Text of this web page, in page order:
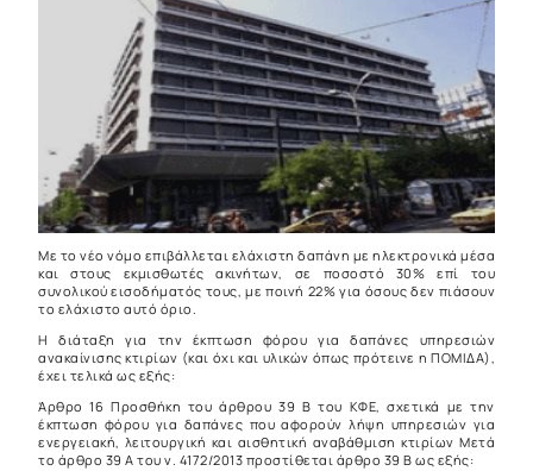
Με το νέο νόμο επιβάλλεται ελάχιστη δαπάνη με ηλεκτρονικά μέσα
και στους εκμισθωτές ακινήτων, σε ποσοστό 30% επί του
συνολικού εισοδήματός τους, με ποινή 22% για όσους δεν πιάσουν
το ελάχιστο αυτό όριο.
Η διάταξη για την έκπτωση φόρου για δαπάνες υπηρεσιών
ανακαίνισης κτιρίων (και όχι και υλικών όπως πρότεινε η ΠΟΜΙΔΑ),
έχει τελικά ως εξής:
Άρθρο 16 Προσθήκη του άρθρου 39 Β του ΚΦΕ, σχετικά με την
έκπτωση φόρου για δαπάνες που αφορούν λήψη υπηρεσιών για
ενεργειακή, λειτουργική και αισθητική αναβάθμιση κτιρίων Μετά
το άρθρο 39 Α του ν. 4172/2013 προστίθεται άρθρο 39 Β ως εξής: